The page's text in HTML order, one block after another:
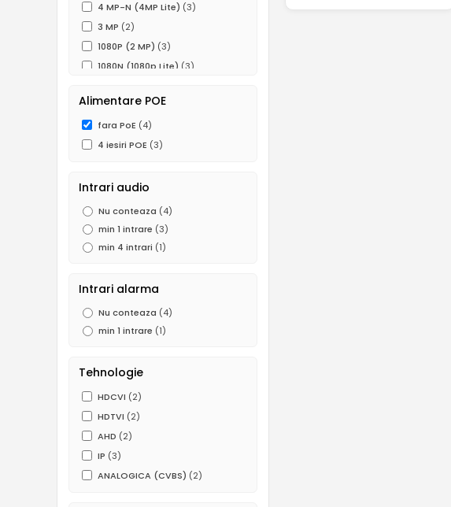
4 MP-N (4MP Lite) (3)
3 MP (2)
1080P (2 MP) (3)
1080N (1080p Lite) (3)
960H (0.5 MP)(1)
Alimentare POE
fara PoE (4)
4 iesiri POE (3)
Intrari audio
Nu conteaza (4)
min 1 intrare (3)
min 4 intrari (1)
Intrari alarma
Nu conteaza (4)
min 1 intrare (1)
Tehnologie
HDCVI (2)
HDTVI (2)
AHD (2)
IP (3)
ANALOGICA (CVBS) (2)